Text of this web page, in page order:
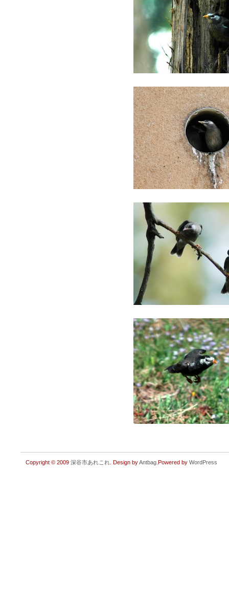
Copyright © 2009 深谷市あれこれ . Design byAntbag .Powered by WordPress